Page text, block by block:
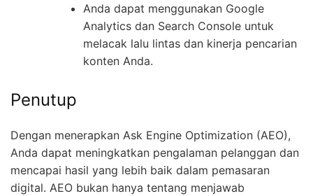
Anda dapat menggunakan Google
Analytics dan Search Console untuk
melacak lalu lintas dan kinerja pencarian
konten Anda.
Penutup
Dengan menerapkan Ask Engine Optimization (AEO),
Anda dapat meningkatkan pengalaman pelanggan dan
mencapai hasil yang lebih baik dalam pemasaran
digital. AEO bukan hanya tentang menjawab